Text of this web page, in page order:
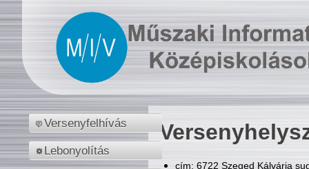
Versenyfelhívás
Lebonyolítás
cím: 6722 Szeged Kálvária